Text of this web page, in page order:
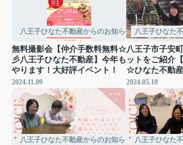
八王子ひなた不動産からのお知らせ
無料撮影会【仲介手数料無料☆
彡八王子ひなた不動産】今年も
やります！大好評イベント！
2024.11.09
八王子ひなた
八王子市子安
ットをご紹介
☆ひなた不動産
2024.05.10
八王子ひなた不動産からのお知らせ 八王子ひなた